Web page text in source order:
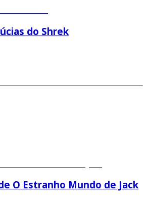
do Shrek
O Estranho Mundo de Jack